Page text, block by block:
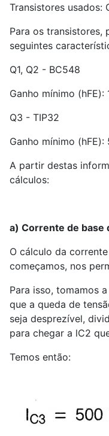
Transistores usados:
Para os transistores,
seguintes
Q1, Q2 - BC548
Ganho mínimo (hFE):
Q3 - TIP32
Ganho mínimo (hFE):
A partir destas
cálculos:
a) Corrente de base
O cálculo da
começamos, nos
Para isso, tomamos
que a queda de
seja desprezível,
para chegar a lC2
Temos então: